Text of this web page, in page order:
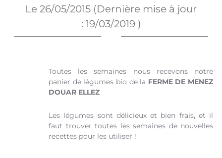
Le 26/05/2015 (Dernière mise à jour
: 19/03/2019 )
Toutes les semaines nous recevons notre
panier de légumes bio de la FERME DE MENEZ
DOUAR ELLEZ
Les légumes sont délicieux et bien frais, et il
faut trouver toutes les semaines de nouvelles
recettes pour les utiliser !